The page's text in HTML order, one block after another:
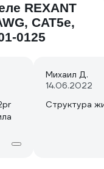
REXANT
CAT5e,
0125
Михаил Д.
14.06.2022
Структура